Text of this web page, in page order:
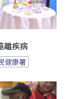
離疾病
健康署